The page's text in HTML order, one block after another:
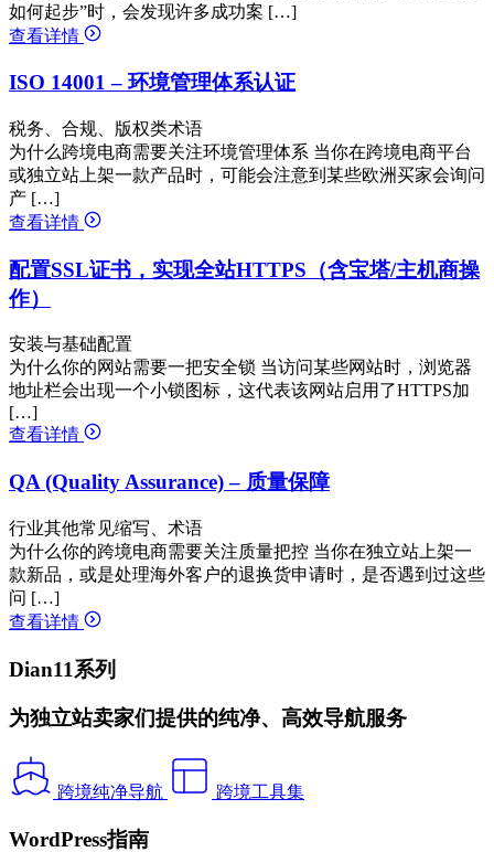
如何起步”时，会发现许多成功案 […]
查看详情
ISO 14001 – 环境管理体系认证
税务、合规、版权类术语
为什么跨境电商需要关注环境管理体系 当你在跨境电商平台
或独立站上架一款产品时，可能会注意到某些欧洲买家会询问
产 […]
查看详情
配置SSL证书，实现全站HTTPS（含宝塔/主机商操
作）
安装与基础配置
为什么你的网站需要一把安全锁 当访问某些网站时，浏览器
地址栏会出现一个小锁图标，这代表该网站启用了HTTPS加
[…]
查看详情
QA (Quality Assurance) – 质量保障
行业其他常见缩写、术语
为什么你的跨境电商需要关注质量把控 当你在独立站上架一
款新品，或是处理海外客户的退换货申请时，是否遇到过这些
问 […]
查看详情
Dian11系列
为独立站卖家们提供的纯净、高效导航服务
跨境纯净导航 跨境工具集
WordPress指南